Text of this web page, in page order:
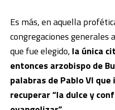
Es más, en aquella
congregaciones generales
que fue elegido, la única
entonces arzobispo de
palabras de Pablo VI
recuperar “la dulce y